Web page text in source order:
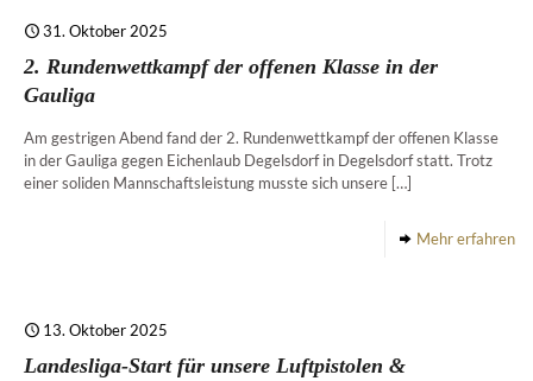
31. Oktober 2025
2. Rundenwettkampf der offenen Klasse in der
Gauliga
Am gestrigen Abend fand der 2. Rundenwettkampf der offenen Klasse
in der Gauliga gegen Eichenlaub Degelsdorf in Degelsdorf statt. Trotz
einer soliden Mannschaftsleistung musste sich unsere […]
Mehr erfahren
13. Oktober 2025
Landesliga-Start für unsere Luftpistolen &